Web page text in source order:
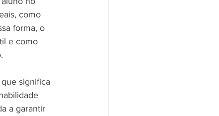
como
forma, o
e como
significa
a garantir